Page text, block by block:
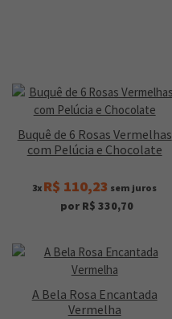
Buquê de 6 Rosas Vermelhas
com Pelúcia e Chocolate
3x R$ 110,23 sem juros
por R$ 330,70
A Bela Rosa Encantada
Vermelha